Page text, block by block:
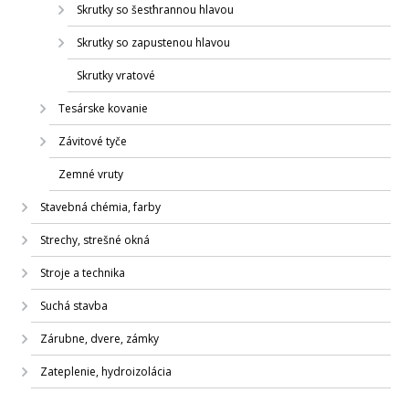
Skrutky so šesťhrannou hlavou
Skrutky so zapustenou hlavou
Skrutky vratové
Tesárske kovanie
Závitové tyče
Zemné vruty
Stavebná chémia, farby
Strechy, strešné okná
Stroje a technika
Suchá stavba
Zárubne, dvere, zámky
Zateplenie, hydroizolácia